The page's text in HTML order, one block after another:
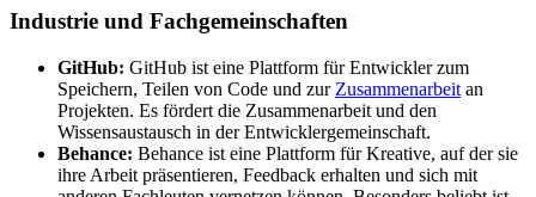
Industrie und Fachgemeinschaften
GitHub: GitHub ist eine Plattform für Entwickler zum
Speichern, Teilen von Code und zur Zusammenarbeit an
Projekten. Es fördert die Zusammenarbeit und den
Wissensaustausch in der Entwicklergemeinschaft.
Behance: Behance ist eine Plattform für Kreative, auf der sie
ihre Arbeit präsentieren, Feedback erhalten und sich mit